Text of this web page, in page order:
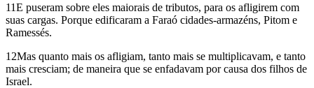
11E puseram sobre eles maiorais de tributos, para os afligirem com
suas cargas. Porque edificaram a Faraó cidades-armazéns, Pitom e
Ramessés.
12Mas quanto mais os afligiam, tanto mais se multiplicavam, e tanto
mais cresciam; de maneira que se enfadavam por causa dos filhos de
Israel.